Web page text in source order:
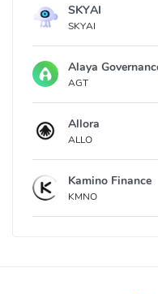
SKYAI
SKYAI
Alaya
AGT
Allora
ALLO
Kamino Finance
KMNO